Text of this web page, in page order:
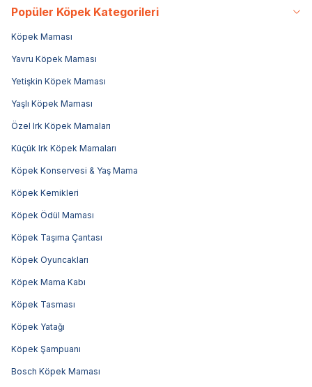
Popüler Köpek Kategorileri
Köpek Maması
Yavru Köpek Maması
Yetişkin Köpek Maması
Yaşlı Köpek Maması
Özel Irk Köpek Mamaları
Küçük Irk Köpek Mamaları
Köpek Konservesi & Yaş Mama
Köpek Kemikleri
Köpek Ödül Maması
Köpek Taşıma Çantası
Köpek Oyuncakları
Köpek Mama Kabı
Köpek Tasması
Köpek Yatağı
Köpek Şampuanı
Bosch Köpek Maması